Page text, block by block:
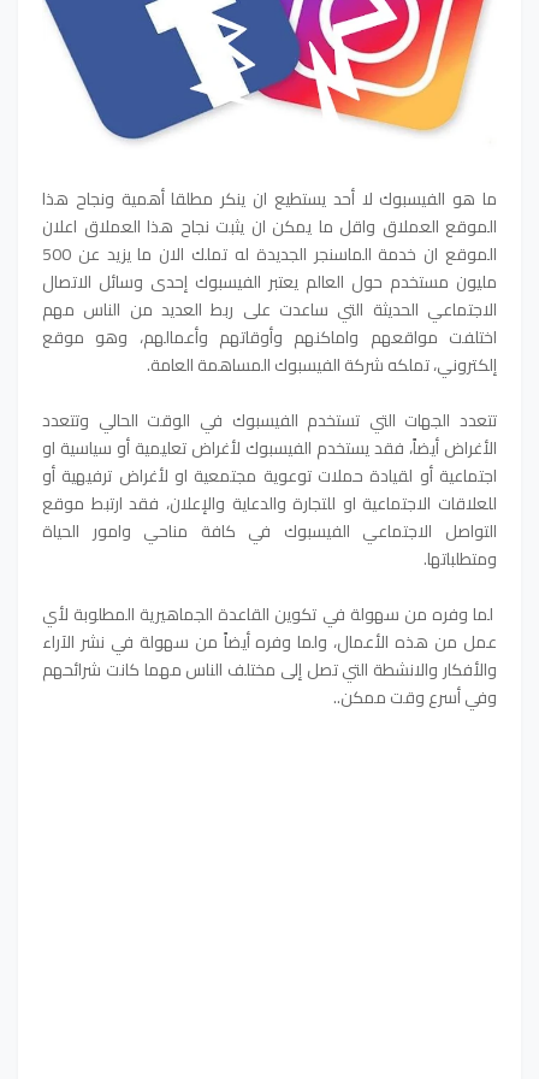
ما هو الفيسبوك لا أحد يستطيع ان ينكر مطلقا أهمية ونجاح هذا
الموقع العملاق واقل ما يمكن ان يثبت نجاح هذا العملاق اعلان
الموقع ان خدمة الماسنجر الجديدة له تملك الان ما يزيد عن 500
مليون مستخدم حول العالم يعتبر الفيسبوك إحدى وسائل الاتصال
الاجتماعي الحديثة التي ساعدت على ربط العديد من الناس مهم
اختلفت مواقعهم واماكنهم وأوقاتهم وأعمالهم، وهو موقع
إلكتروني، تملكه شركة الفيسبوك المساهمة العامة.
تتعدد الجهات التي تستخدم الفيسبوك في الوقت الحالي وتتعدد
الأغراض أيضاً، فقد يستخدم الفيسبوك لأغراض تعليمية أو سياسية او
اجتماعية أو لقيادة حملات توعوية مجتمعية او لأغراض ترفيهية أو
للعلاقات الاجتماعية او للتجارة والدعاية والإعلان، فقد ارتبط موقع
التواصل الاجتماعي الفيسبوك في كافة مناحي وامور الحياة
ومتطلباتها.
لما وفره من سهولة في تكوين القاعدة الجماهيرية المطلوبة لأي
عمل من هذه الأعمال، ولما وفره أيضاً من سهولة في نشر الآراء
والأفكار والانشطة التي تصل إلى مختلف الناس مهما كانت شرائحهم
وفي أسرع وقت ممكن..